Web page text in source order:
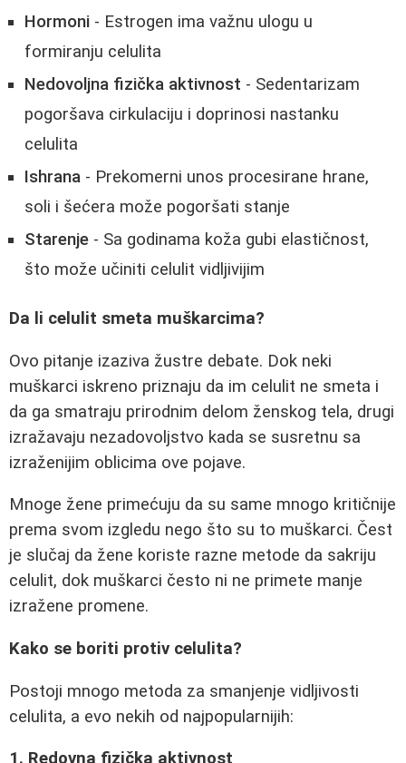
Hormoni - Estrogen ima važnu ulogu u
formiranju celulita
Nedovoljna fizička aktivnost - Sedentarizam
pogoršava cirkulaciju i doprinosi nastanku
celulita
Ishrana - Prekomerni unos procesirane hrane,
soli i šećera može pogoršati stanje
Starenje - Sa godinama koža gubi elastičnost,
što može učiniti celulit vidljivijim
Da li celulit smeta muškarcima?
Ovo pitanje izaziva žustre debate. Dok neki
muškarci iskreno priznaju da im celulit ne smeta i
da ga smatraju prirodnim delom ženskog tela, drugi
izražavaju nezadovoljstvo kada se susretnu sa
izraženijim oblicima ove pojave.
Mnoge žene primećuju da su same mnogo kritičnije
prema svom izgledu nego što su to muškarci. Čest
je slučaj da žene koriste razne metode da sakriju
celulit, dok muškarci često ni ne primete manje
izražene promene.
Kako se boriti protiv celulita?
Postoji mnogo metoda za smanjenje vidljivosti
celulita, a evo nekih od najpopularnijih:
1. Redovna fizička aktivnost